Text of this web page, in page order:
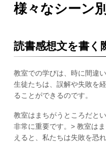
様々なシーン
読書感想文を書く
教室での学びは、時に間違
生徒たちは、誤解や失敗を
ることができるのです。
教室はまちがうところだと
非常に重要です。> 教室は
えると、私たちは失敗を恐